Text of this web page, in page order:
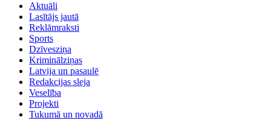
Aktuāli
Lasītājs jautā
Reklāmraksti
Sports
Dzīvesziņa
Kriminālziņas
Latvija un pasaulē
Redakcijas sleja
Veselība
Projekti
Tukumā un novadā